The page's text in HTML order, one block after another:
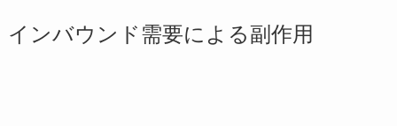
インバウンド需要による副作用